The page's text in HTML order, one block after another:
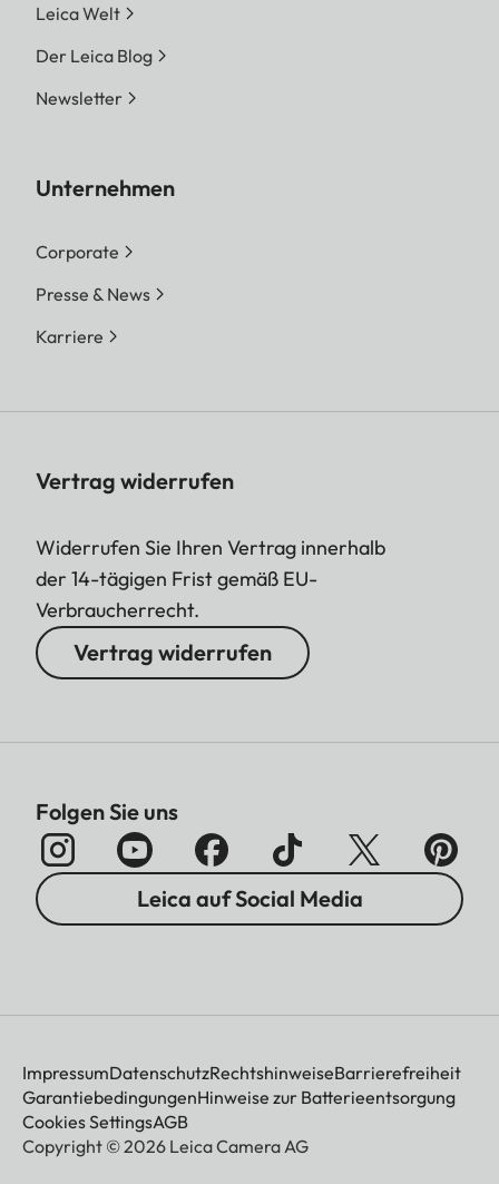
Leica Welt
Der Leica Blog
Newsletter
Unternehmen
Corporate
Presse & News
Karriere
Vertrag widerrufen
Widerrufen Sie Ihren Vertrag innerhalb
der 14-tägigen Frist gemäß EU-
Verbraucherrecht.
Vertrag widerrufen
Folgen Sie uns
Leica auf Social Media
ImpressumDatenschutzRechtshinweiseBarrierefreiheit
GarantiebedingungenHinweise zur Batterieentsorgung
Cookies SettingsAGB
Copyright © 2026 Leica Camera AG